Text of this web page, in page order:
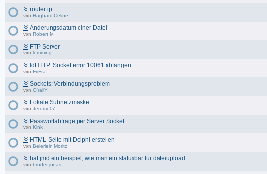
router ip
von Hagbard Celine
Änderungsdatum einer Datei
von Robert M.
FTP Server
von lemming
IdHTTP: Socket error 10061 abfangen...
von FriFra
Sockets: Verbindungsproblem
von O'rallY
Lokale Subnetzmaske
von Jerome07
Passwortabfrage per Server Socket
von Kink
HTML-Seite mit Delphi erstellen
von Beierlein.Moritz
hat jmd ein beispiel, wie man ein statusbar für dateiupload
von bruder jonas